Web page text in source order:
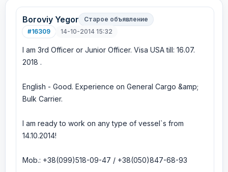
Boroviy Yegor
Старое объявление
#16309
14-10-2014 15:32
I am 3rd Officer or Junior Officer. Visa USA till: 16.07.
2018 .
English - Good. Experience on General Cargo &amp;
Bulk Carrier.
I am ready to work on any type of vessel`s from
14.10.2014!
Mob.: +38(099)518-09-47 / +38(050)847-68-93